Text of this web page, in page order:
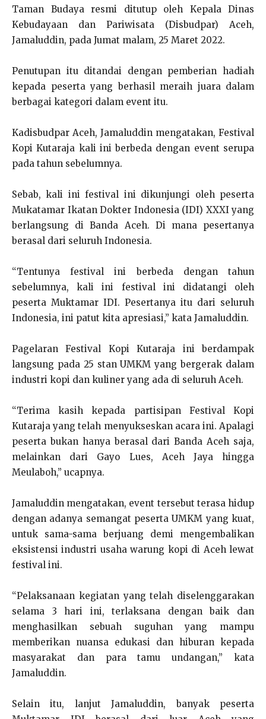
Taman Budaya resmi ditutup oleh Kepala Dinas
Kebudayaan dan Pariwisata (Disbudpar) Aceh,
Jamaluddin, pada Jumat malam, 25 Maret 2022.
Penutupan itu ditandai dengan pemberian hadiah
kepada peserta yang berhasil meraih juara dalam
berbagai kategori dalam event itu.
Kadisbudpar Aceh, Jamaluddin mengatakan, Festival
Kopi Kutaraja kali ini berbeda dengan event serupa
pada tahun sebelumnya.
Sebab, kali ini festival ini dikunjungi oleh peserta
Mukatamar Ikatan Dokter Indonesia (IDI) XXXI yang
berlangsung di Banda Aceh. Di mana pesertanya
berasal dari seluruh Indonesia.
“Tentunya festival ini berbeda dengan tahun
sebelumnya, kali ini festival ini didatangi oleh
peserta Muktamar IDI. Pesertanya itu dari seluruh
Indonesia, ini patut kita apresiasi,” kata Jamaluddin.
Pagelaran Festival Kopi Kutaraja ini berdampak
langsung pada 25 stan UMKM yang bergerak dalam
industri kopi dan kuliner yang ada di seluruh Aceh.
“Terima kasih kepada partisipan Festival Kopi
Kutaraja yang telah menyukseskan acara ini. Apalagi
peserta bukan hanya berasal dari Banda Aceh saja,
melainkan dari Gayo Lues, Aceh Jaya hingga
Meulaboh,” ucapnya.
Jamaluddin mengatakan, event tersebut terasa hidup
dengan adanya semangat peserta UMKM yang kuat,
untuk sama-sama berjuang demi mengembalikan
eksistensi industri usaha warung kopi di Aceh lewat
festival ini.
“Pelaksanaan kegiatan yang telah diselenggarakan
selama 3 hari ini, terlaksana dengan baik dan
menghasilkan sebuah suguhan yang mampu
memberikan nuansa edukasi dan hiburan kepada
masyarakat dan para tamu undangan,” kata
Jamaluddin.
Selain itu, lanjut Jamaluddin, banyak peserta